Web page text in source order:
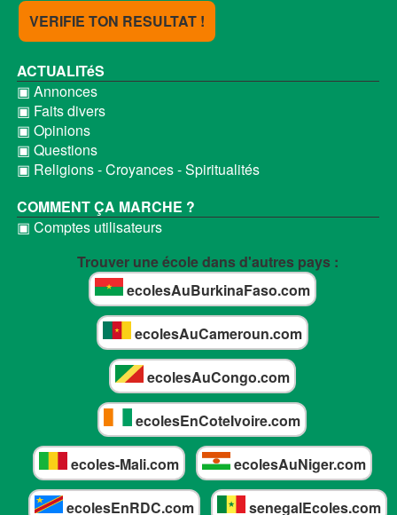
VERIFIE TON RESULTAT !
ACTUALITéS
▣ Annonces
▣ Faits divers
▣ Opinions
▣ Questions
▣ Religions - Croyances - Spiritualités
COMMENT ÇA MARCHE ?
▣ Comptes utilisateurs
Trouver une école dans d'autres pays :
ecolesAuBurkinaFaso.com
ecolesAuCameroun.com
ecolesAuCongo.com
ecolesEnCoteIvoire.com
ecoles-Mali.com ecolesAuNiger.com
ecolesEnRDC.com senegalEcoles.com